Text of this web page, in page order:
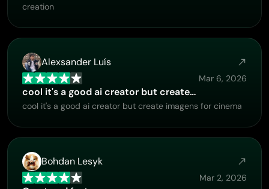
creation
Alexsander Luís
Mar 6, 2026
cool it's a good ai creator but create…
cool it's a good ai creator but create imagens for cinema
Bohdan Lesyk
Mar 2, 2026